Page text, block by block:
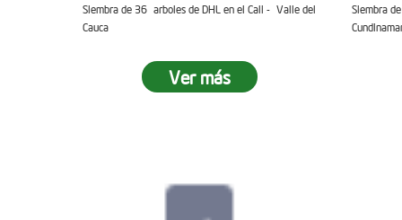
Siembra de 36 arboles de DHL en el Cali - Valle del
Cauca
Ver más
Siembra